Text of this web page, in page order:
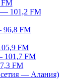
FM
— 101,2 FM
96,8 FM
FM
101,7 FM
FM
— Алания)